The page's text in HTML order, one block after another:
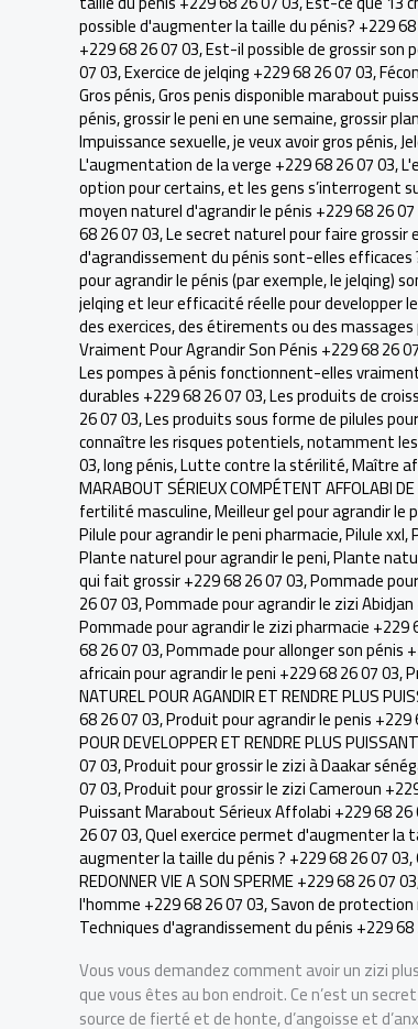
possible d'augmenter la taille du pénis? +229
+229 68 26 07 03,Est-il possible de grossir son
07 03,Exercice de jelqing +229 68 26 07 03,
Gros pénis,Gros penis disponible marabout
pénis,grossir le peni en une semaine,grossir
Impuissance sexuelle,je veux avoir gros pénis,
L'augmentation de la verge +229 68 26 07 03,
option pour certains, et les gens s’interrogent
moyen naturel d'agrandir le pénis +229 68 26
68 26 07 03,Le secret naturel pour faire grossir
d'agrandissement du pénis sont-elles efficaces
pour agrandir le pénis (par exemple, le jelqing)
jelqing et leur efficacité réelle pour developper
des exercices, des étirements ou des
Vraiment Pour Agrandir Son Pénis +229 68 26
Les pompes à pénis fonctionnent-elles
durables +229 68 26 07 03,Les produits de
26 07 03,Les produits sous forme de pilules
connaître les risques potentiels, notamment
03,long pénis,Lutte contre la stérilité,Maître
MARABOUT SÉRIEUX COMPÉTENT AFFOLABI
fertilité masculine,Meilleur gel pour agrandir le
Pilule pour agrandir le peni pharmacie,Pilule xxl,
Plante naturel pour agrandir le peni,Plante
qui fait grossir +229 68 26 07 03,Pommade
26 07 03,Pommade pour agrandir le zizi
Pommade pour agrandir le zizi pharmacie +229
68 26 07 03,Pommade pour allonger son pénis
africain pour agrandir le peni +229 68 26 07 03,
NATUREL POUR AGANDIR ET RENDRE PLUS
68 26 07 03,Produit pour agrandir le penis +229
POUR DEVELOPPER ET RENDRE PLUS
07 03,Produit pour grossir le zizi à Daakar
07 03,Produit pour grossir le zizi Cameroun
Puissant Marabout Sérieux Affolabi +229 68 26
26 07 03,Quel exercice permet d'augmenter la
augmenter la taille du pénis ? +229 68 26 07 03,
REDONNER VIE A SON SPERME +229 68 26 07 03
l'homme +229 68 26 07 03,Savon de
Techniques d'agrandissement du pénis +229 68
Vous vous demandez comment avoir un zizi
que vous êtes au bon endroit. Ce n’est un
source de fierté et de honte, d’angoisse et